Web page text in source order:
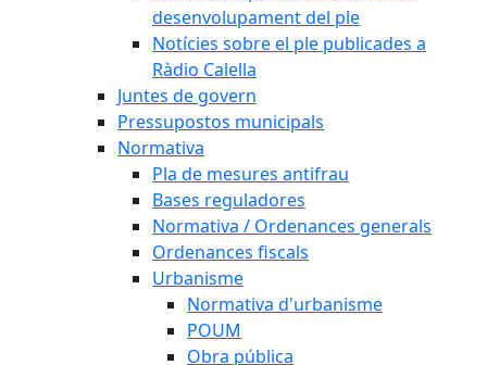
desenvolupament del ple
Notícies sobre el ple publicades a
Ràdio Calella
Juntes de govern
Pressupostos municipals
Normativa
Pla de mesures antifrau
Bases reguladores
Normativa / Ordenances generals
Ordenances fiscals
Urbanisme
Normativa d'urbanisme
POUM
Obra pública